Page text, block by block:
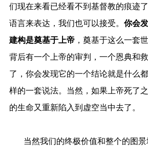
们现在来看已经看不到基督教的痕迹
语言来表达，我们也可以接受。 你会
建构是奠基于上帝，奠基于这么一套
背后有一个上帝的审判，一个恩典和
了，你会发现它的一个结论就是什么
样的一套说法。当然，如果上帝死了
的生命又重新陷入到虚空当中去了。
当然我们的终极价值和整个的图